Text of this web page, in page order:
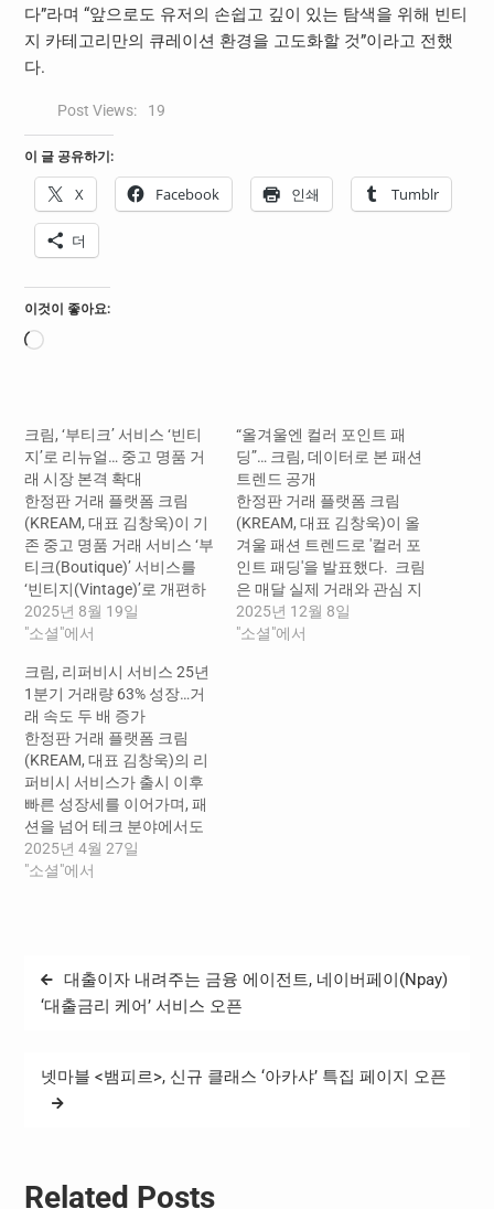
다”라며 “앞으로도 유저의 손쉽고 깊이 있는 탐색을 위해 빈티
지 카테고리만의 큐레이션 환경을 고도화할 것”이라고 전했
다.
Post Views: 19
이 글 공유하기:
X Facebook 인쇄 Tumblr
더
이것이 좋아요:
로
크림, ‘부티크’ 서비스 ‘빈티
지’로 리뉴얼… 중고 명품 거
래 시장 본격 확대
한정판 거래 플랫폼 크림
(KREAM, 대표 김창욱)이 기
존 중고 명품 거래 서비스 ‘부
티크(Boutique)’ 서비스를
‘빈티지(Vintage)’로 개편하
고, 지난 1년간의 성과를 공
개했다. ​ 크림이 2024년 8월
서비스는 론칭 후 빠르게 성
장하고 있으며, 올해 8월 1일
부터 13일까지의 거래액은
전년 동기 대비 588% 증가했
다. 보존 가치가 높은 하이엔
드 브랜드를 중심으로…
2025년 8월 19일
"소셜"에서
“올겨울엔 컬러 포인트 패
딩”… 크림, 데이터로 본 패션
트렌드 공개
한정판 거래 플랫폼 크림
(KREAM, 대표 김창욱)이 올
겨울 패션 트렌드로 '컬러 포
인트 패딩'을 발표했다. ​ 크림
은 매달 실제 거래와 관심 지
표를 분석한 패션 트렌드 리
포트 '크것이 알고싶다(크
2025년 12월 8일
"소셜"에서
크림, 리퍼비시 서비스 25년
1분기 거래량 63% 성장…거
래 속도 두 배 증가
한정판 거래 플랫폼 크림
(KREAM, 대표 김창욱)의 리
퍼비시 서비스가 출시 이후
빠른 성장세를 이어가며, 패
션을 넘어 테크 분야에서도
MZ 및 알파세대의 소비 트렌
드를 주도하고 있다. ​ 크림에
년 7월 론칭 이후 월 평균 순
거래액(NMV, Net
2025년 4월 27일
"소셜"에서
글
탐
대출이자 내려주는 금융 에이전트, 네이버페이(Npay)
‘대출금리 케어’ 서비스 오픈
넷마블 <뱀피르>, 신규 클래스 ‘아카샤’ 특집 페이지 오픈
Related Posts